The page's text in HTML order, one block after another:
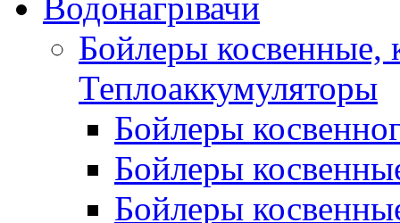
Бойлеры косвенные,
Теплоаккумуляторы
Бойлеры
Бойлеры
Бойлеры